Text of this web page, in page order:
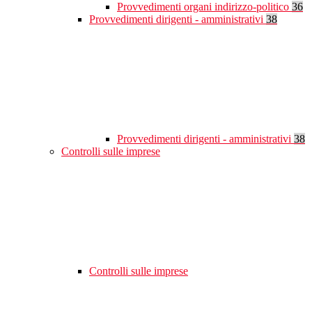
Provvedimenti organi indirizzo-politico 36
Provvedimenti dirigenti - amministrativi 38
Provvedimenti dirigenti - amministrativi 38
Controlli sulle imprese
Controlli sulle imprese